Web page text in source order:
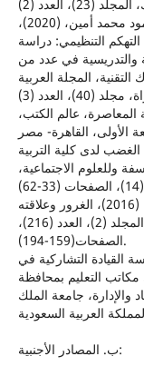
المحمود، سعد فاضل عباس، الباشقالي، محمود محمد أمين، (2020)،
التنظيمي: دراسة
والتدريسية في عدد من
التقنية، المجلة العربية
العربية المعاصرة، عالم الكتب،
(2014)، قياس الغضب لدى كلية التربية
وللعلوم الاجتماعية،
موسى، انعام لفته وجاسم، احمد لطيف، (2016)، الغرور وعلاقته
باضطراب الشخصية النرجسية، مجلة الاستاذ، المجلد (2)، العدد (216)،
الصفحات(159-194).
(2016)، تأثير ممارسة القيادة التشاركية في
التعليم بمحافظة
والإدارة، جامعة الملك
ب‌. المصادر الأجنبية: